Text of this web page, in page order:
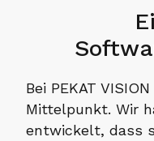
Bei PEKAT
Mittelpunkt. Wir
entwickelt, dass